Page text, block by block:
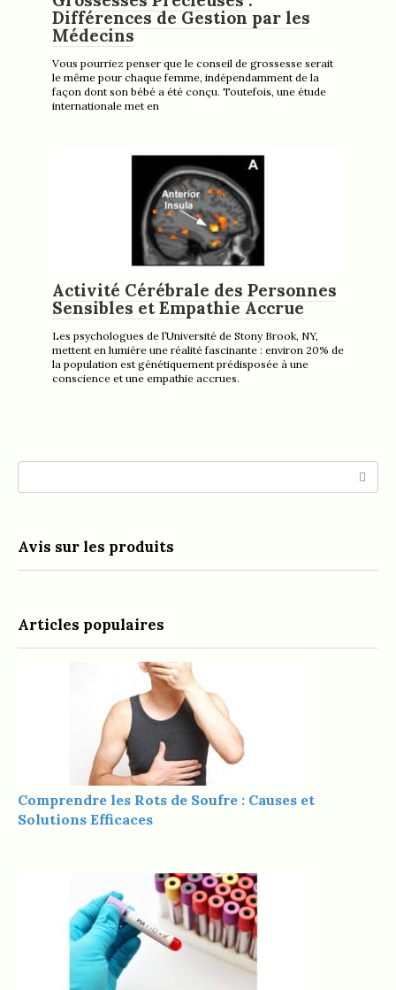
Différences de Gestion par les
Médecins
Vous pourriez penser que le conseil de grossesse serait
le même pour chaque femme, indépendamment de la
façon dont son bébé a été conçu. Toutefois, une étude
internationale met en
Activité Cérébrale des Personnes
Sensibles et Empathie Accrue
Les psychologues de l’Université de Stony Brook, NY,
mettent en lumière une réalité fascinante : environ 20% de
la population est génétiquement prédisposée à une
conscience et une empathie accrues.
Avis sur les produits
Articles populaires
Comprendre les Rots de Soufre : Causes et
Solutions Efficaces